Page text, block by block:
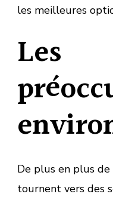
les meilleures
Les
De plus en plus
tournent vers des